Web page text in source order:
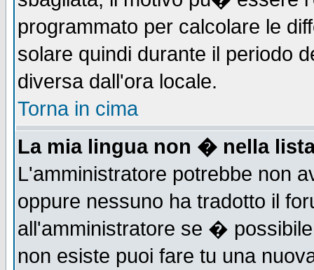
programmato per calcolare le
solare quindi durante il periodo
diversa dall'ora locale.
Torna in cima
La mia lingua non � nella
L'amministratore potrebbe non
oppure nessuno ha tradotto il
all'amministratore se �
non esiste puoi fare tu una